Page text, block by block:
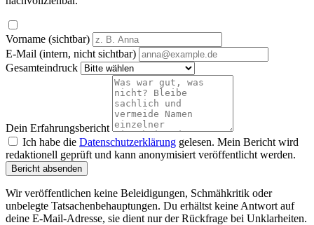
Vorname (sichtbar)
E-Mail (intern, nicht sichtbar)
Gesamteindruck
Dein Erfahrungsbericht
Ich habe die Datenschutzerklärung gelesen. Mein Bericht wird
redaktionell geprüft und kann anonymisiert veröffentlicht werden.
Bericht absenden
Wir veröffentlichen keine Beleidigungen, Schmähkritik oder
unbelegte Tatsachenbehauptungen. Du erhältst keine Antwort auf
deine E-Mail-Adresse, sie dient nur der Rückfrage bei Unklarheiten.